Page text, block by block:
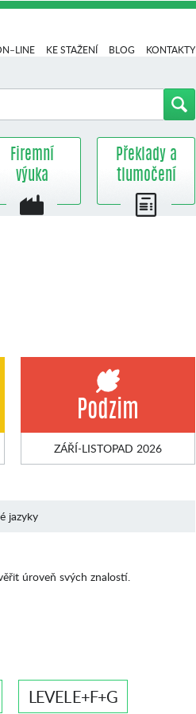
KE STAŽENÍ BLOG KONTAKTY
Firemní
výuka
Překlady a
tlumočení
Podzim
ZÁŘÍ-LISTOPAD 2026
jazyky
úroveň svých znalostí.
LEVEL E+F+G